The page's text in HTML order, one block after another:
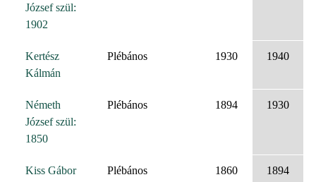
József szül:
1902
Kertész
Kálmán
Plébános 1930 1940
Németh
József szül:
1850
Plébános 1894 1930
Kiss Gábor Plébános 1860 1894